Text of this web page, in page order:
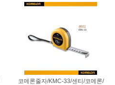
코메론줄자/KMC-33/센티/코메론/